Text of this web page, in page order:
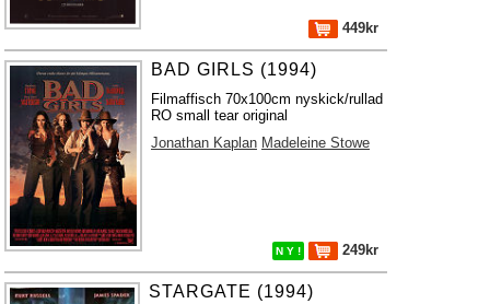
449kr
BAD GIRLS (1994)
Filmaffisch 70x100cm nyskick/rullad
RO small tear original
Jonathan Kaplan Madeleine Stowe
N Y ! 249kr
STARGATE (1994)